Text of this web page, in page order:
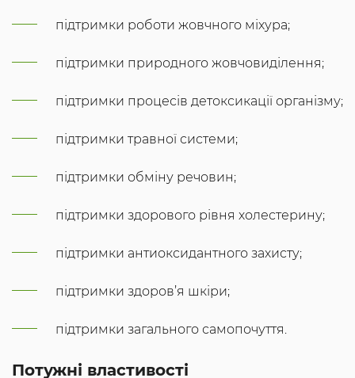
підтримки роботи жовчного міхура;
підтримки природного жовчовиділення;
підтримки процесів детоксикації організму;
підтримки травної системи;
підтримки обміну речовин;
підтримки здорового рівня холестерину;
підтримки антиоксидантного захисту;
підтримки здоров’я шкіри;
підтримки загального самопочуття.
Потужні властивості